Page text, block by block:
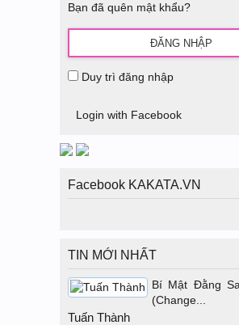
Bạn đã quên mật khẩu?
Duy trì đăng nhập
Login with Facebook
Facebook KAKATA.VN
TIN MỚI NHẤT
Bí Mật Đằng
(Change...
Tuấn Thành